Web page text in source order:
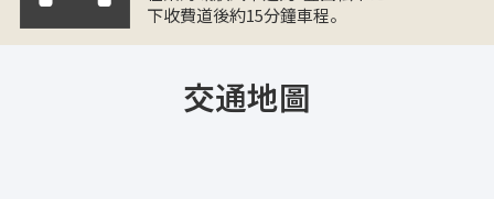
下收費道後約15分鐘車程。
交通地圖